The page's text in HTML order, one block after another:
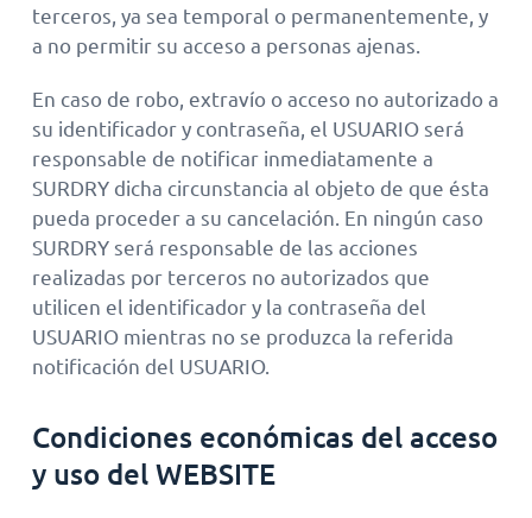
terceros, ya sea temporal o permanentemente, y
a no permitir su acceso a personas ajenas.
En caso de robo, extravío o acceso no autorizado a
su identificador y contraseña, el USUARIO será
responsable de notificar inmediatamente a
SURDRY dicha circunstancia al objeto de que ésta
pueda proceder a su cancelación. En ningún caso
SURDRY será responsable de las acciones
realizadas por terceros no autorizados que
utilicen el identificador y la contraseña del
USUARIO mientras no se produzca la referida
notificación del USUARIO.
Condiciones económicas del acceso
y uso del WEBSITE